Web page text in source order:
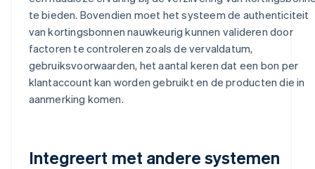
te bieden. Bovendien moet het systeem de authenticiteit
van kortingsbonnen nauwkeurig kunnen valideren door
factoren te controleren zoals de vervaldatum,
gebruiksvoorwaarden, het aantal keren dat een bon per
klantaccount kan worden gebruikt en de producten die in
aanmerking komen.
Integreert met andere systemen